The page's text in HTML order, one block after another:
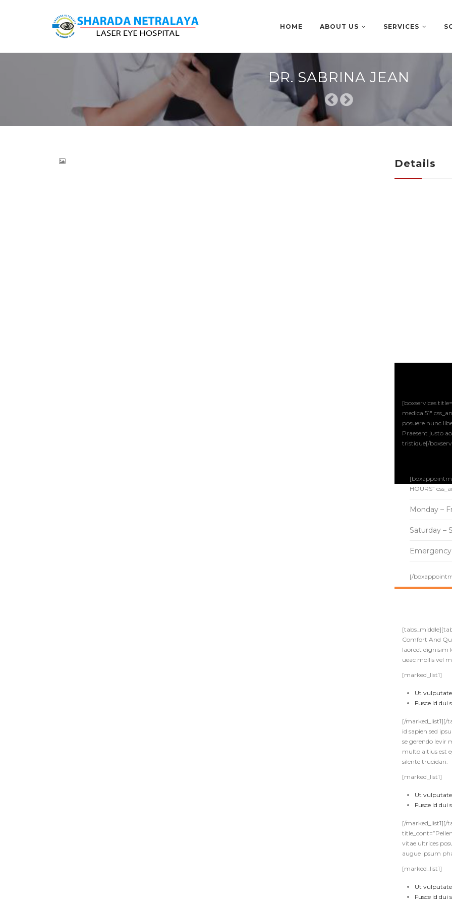
content
HOME ABOUT US SERVICES
DR. SABRINA JEAN
Details
[boxservices
medical51″
posuere nunc
Praesent justo
tristique[/
HOURS”
Monday –
Saturday –
[/
Comfort And
laoreet dignisim
ueac mollis vel
[marked_list1]
Ut
Fusce id dui
[/marked_list1][/
id sapien sed
se gerendo levir
multo altius est
silente trucidari.
[marked_list1]
Ut
Fusce id dui
[/marked_list1][/
vitae ultrices
augue ipsum
[marked_list1]
Ut
Fusce id dui